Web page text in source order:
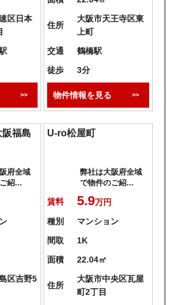
区日本
住所
大阪市天王寺区東
上町
交通
鶴橋駅
徒歩
3分
物件情報を見る
阪福島
府全域
紹...
区吉野5
U-ro松屋町
弊社は大阪府全域
で物件のご紹...
賃料 5.9万円
種別
マンション
間取
1K
面積
22.04㎡
住所
大阪市中央区瓦屋
町2丁目